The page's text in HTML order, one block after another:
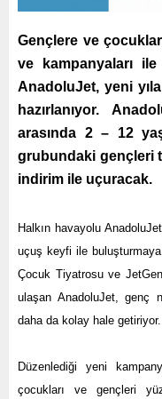
Gençlere ve
ve kampanyaları
AnadoluJet, yeni
hazırlanıyor.
arasında 2 – 12
grubundaki gençleri
indirim ile uçuracak.
Halkın havayolu
uçuş keyfi ile
Çocuk Tiyatrosu ve
ulaşan AnadoluJet, genç
daha da kolay hale getiriyor.
Düzenlediği yeni
çocukları ve gençleri